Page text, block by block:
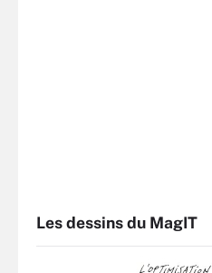
Les dessins du MagIT